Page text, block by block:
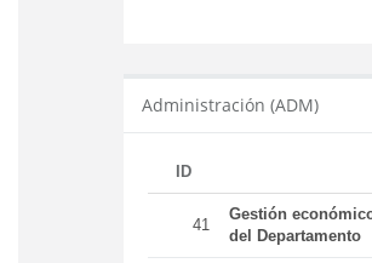
Administración (ADM)
ID
41
Gestión
del Departamento